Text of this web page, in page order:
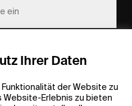
Ihrer Daten
der Website zu
Website-Erlebnis zu bieten